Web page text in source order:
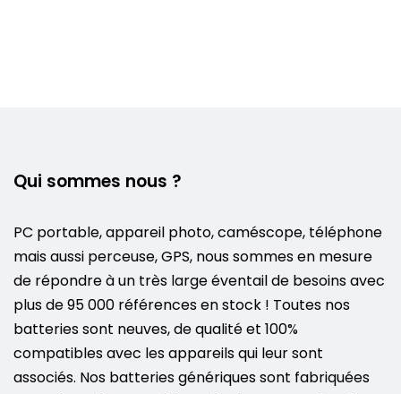
Qui sommes nous ?
PC portable, appareil photo, caméscope, téléphone
mais aussi perceuse, GPS, nous sommes en mesure
de répondre à un très large éventail de besoins avec
plus de 95 000 références en stock ! Toutes nos
batteries sont neuves, de qualité et 100%
compatibles avec les appareils qui leur sont
associés. Nos batteries génériques sont fabriquées